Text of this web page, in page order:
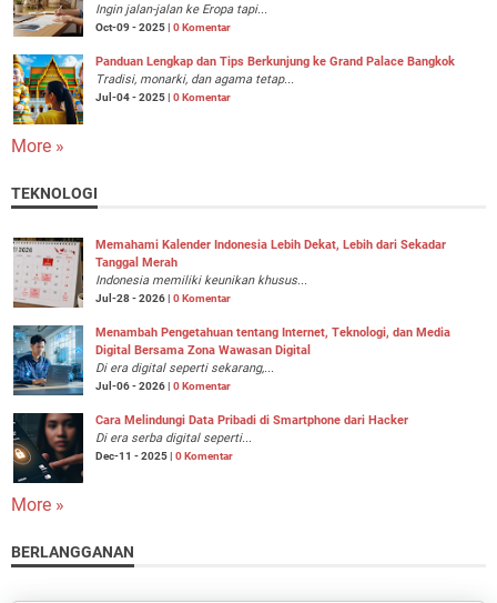
Ingin jalan-jalan ke Eropa tapi...
Oct-09 - 2025 | 0 Komentar
Panduan Lengkap dan Tips Berkunjung ke Grand Palace Bangkok
Tradisi, monarki, dan agama tetap...
Jul-04 - 2025 | 0 Komentar
More »
TEKNOLOGI
Memahami Kalender Indonesia Lebih Dekat, Lebih dari Sekadar
Tanggal Merah
Indonesia memiliki keunikan khusus...
Jul-28 - 2026 | 0 Komentar
Menambah Pengetahuan tentang Internet, Teknologi, dan Media
Digital Bersama Zona Wawasan Digital
Di era digital seperti sekarang,...
Jul-06 - 2026 | 0 Komentar
Cara Melindungi Data Pribadi di Smartphone dari Hacker
Di era serba digital seperti...
Dec-11 - 2025 | 0 Komentar
More »
BERLANGGANAN